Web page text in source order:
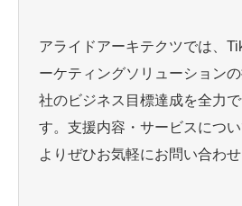
アライドアーキテクツでは、
ーケティングソリューション
社のビジネス目標達成を全力
す。支援内容・サービスにつ
よりぜひお気軽にお問い合わせ